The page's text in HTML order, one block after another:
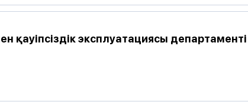
эксплуатациясы департаменті